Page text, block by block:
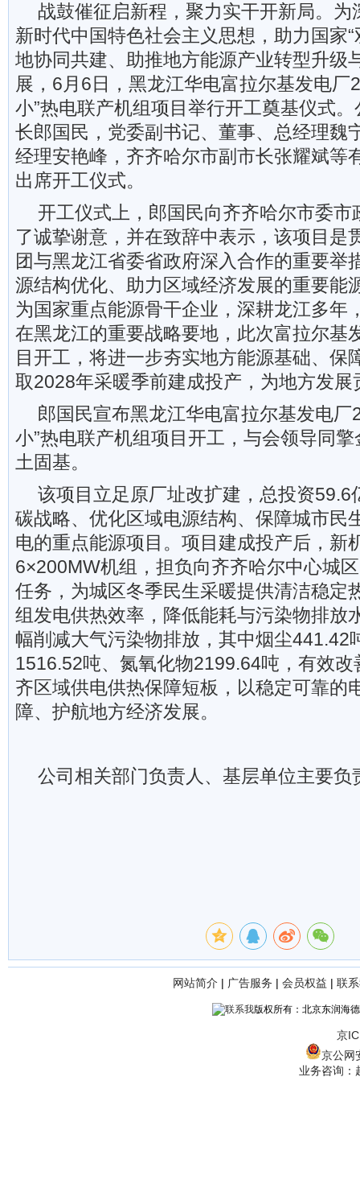
战鼓催征启新程，聚力实干开新局。为
新时代中国特色社会主义思想，助力国家
地协同共建、助推地方能源产业转型升级
展，6月6日，黑龙江华电富拉尔基发电厂
小”热电联产机组项目举行开工奠基仪式
长郎国民，党委副书记、董事、总经理魏
经理安艳峰，齐齐哈尔市副市长张耀斌等
出席开工仪式。
开工仪式上，郎国民向齐齐哈尔市委市
了诚挚谢意，并在致辞中表示，该项目是
团与黑龙江省委省政府深入合作的重要举
源结构优化、助力区域经济发展的重要能
为国家重点能源骨干企业，深耕龙江多年
在黑龙江的重要战略要地，此次富拉尔基
目开工，将进一步夯实地方能源基础、保
取2028年采暖季前建成投产，为地方发展
郎国民宣布黑龙江华电富拉尔基发电厂
小”热电联产机组项目开工，与会领导同
土固基。
该项目立足原厂址改扩建，总投资59.6
碳战略、优化区域电源结构、保障城市民
电的重点能源项目。项目建成投产后，新
6×200MW机组，担负向齐齐哈尔中心城
任务，为城区冬季民生采暖提供清洁稳定
组发电供热效率，降低能耗与污染物排放
幅削减大气污染物排放，其中烟尘441.42
1516.52吨、氮氧化物2199.64吨，有效
齐区域供电供热保障短板，以稳定可靠的
障、护航地方经济发展。
公司相关部门负责人、基层单位主要负
网站简介 | 广告服务 | 会员权益 | 联
版权所有：北京东润海
京
京公网
业务咨询：